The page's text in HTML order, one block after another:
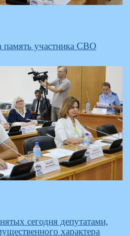
память участника СВО
сегодня депутатами,
характера